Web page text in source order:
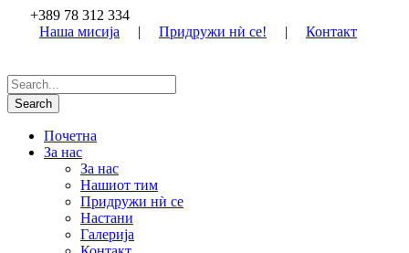
+389 78 312 334
Наша мисија
| Придружи нѝ се! | Контакт
Почетна
За нас
За нас
Нашиот тим
Придружи нѝ се
Настани
Галерија